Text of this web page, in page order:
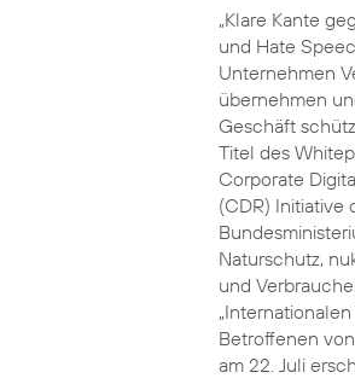
„Klare Kante
und Hate
Unternehmen
übernehmen
Geschäft
Titel des
Corporate
(CDR) Initiative
Naturschutz,
und
Betroffenen
am 22. Juli